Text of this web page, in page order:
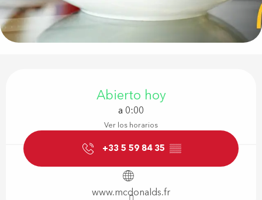
Abierto hoy
a 0:00
Ver los horarios
+33 5 59 84 35 ▒▒
www.mcdonalds.fr